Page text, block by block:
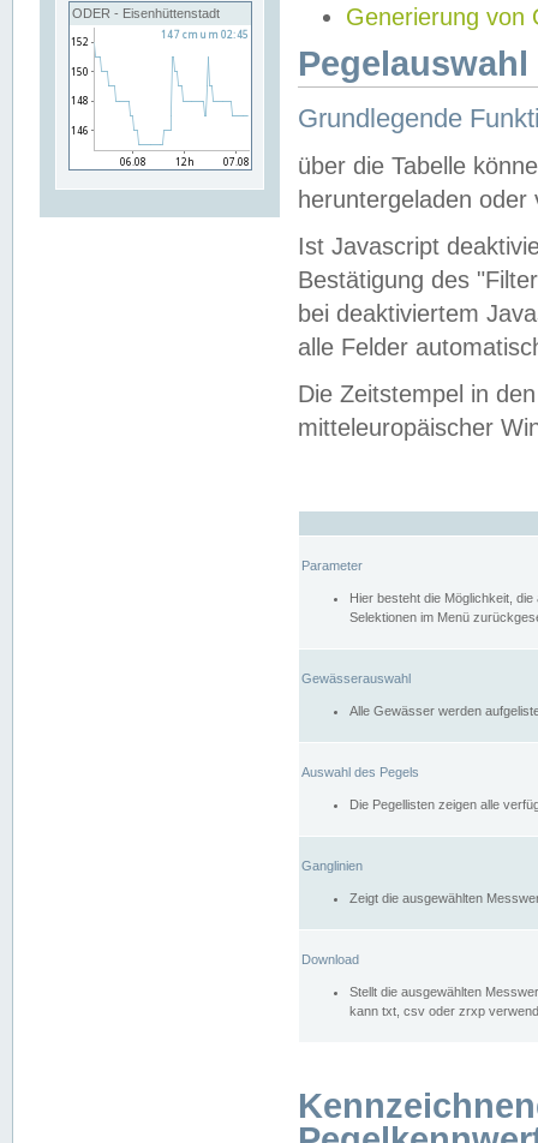
ODER - Eisenhüttenstadt
Generierung von
Grundlegende
über die Tabelle
heruntergeladen oder
Ist Javascript
Bestätigung des
bei deaktiviertem
alle Felder
Die Zeitstempel in
mitteleuropäischer
Parameter
Hier besteht die Möglichkeit,
Selektionen im Menü
Gewässerauswahl
Alle Gewässer werden
Auswahl des Pegels
Die Pegellisten zeigen alle
Ganglinien
Zeigt die ausgewählten
Download
Stellt die ausgewählten
kann txt, csv oder zrxp